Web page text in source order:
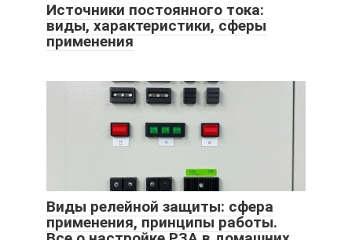
Источники постоянного тока:
виды, характеристики, сферы
применения
Виды релейной защиты: сфера
применения, принципы работы.